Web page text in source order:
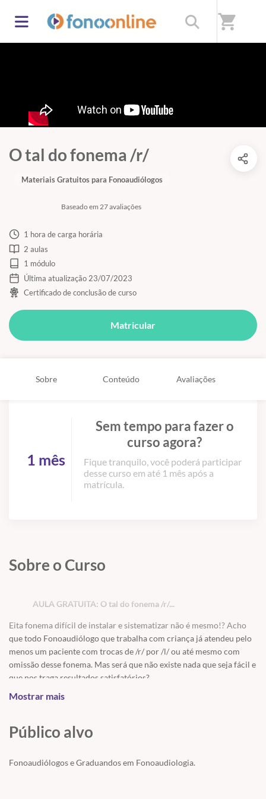
shopping_cart
O tal do fonema /r/
Baseado em 27 avaliações
Materiais Gratuitos para Fonoaudiólogos
1 hora de carga horária
2 aulas
1 módulo
Última atualização 23/07/2023
Certificado de conclusão de curso
Matricular
Sobre Conteúdo Avaliações
1 mês
Sem tempo para fazer o
curso agora?
Fique tranquilo, você poderá participar
desse curso em até 1 mês após a
matrícula.
Sobre o Curso
AULA GRATUITA: O tal do fonema /r/...
Eita fonema difícil de instalar e sistematizar não é mesmo!? Acho
que todo Fonoaudiólogo que trabalha com criança já atendeu pelo
menos um paciente com trocas de /r/ por /l/ ou até mesmo com
omissão desse fonema. Mas será que não existe nada que seja fácil e
que nos traga resultados satisfatórios?
?
Mostrar mais
Público alvo
Fonoaudiólogos e Graduandos em Fonoaudiologia.